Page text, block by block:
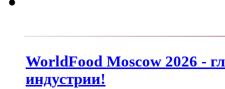
WorldFood Moscow 2026 -
индустрии!